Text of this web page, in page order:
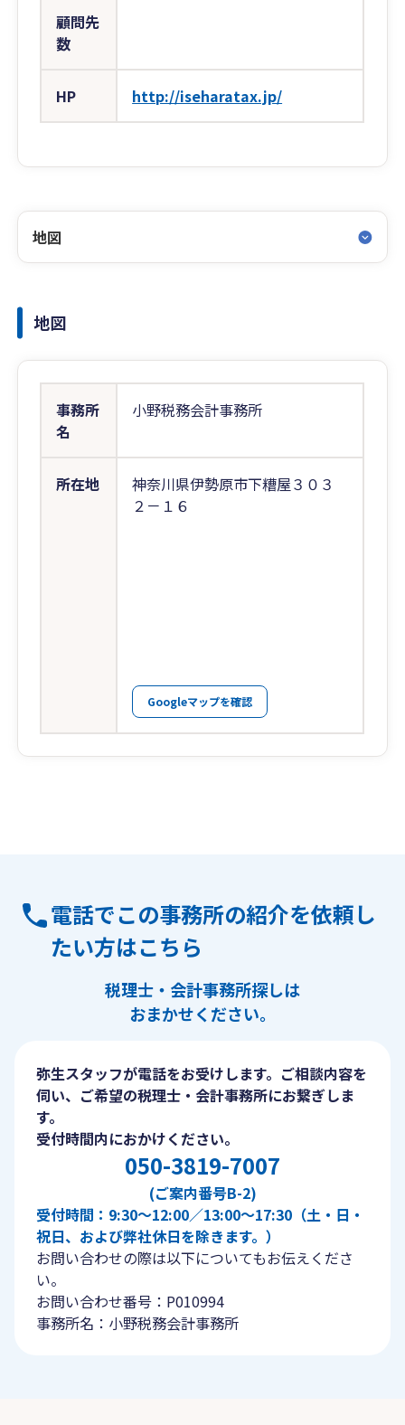
顧問先
数
HP http://iseharatax.jp/
地図
地図
事務所
名
小野税務会計事務所
所在地
神奈川県伊勢原市下糟屋３０３
２－１６
Googleマップを確認
電話でこの事務所の紹介を依頼し
たい方はこちら
税理士・会計事務所探しは
おまかせください。
弥生スタッフが電話をお受けします。ご相談内容を
伺い、ご希望の税理士・会計事務所にお繋ぎしま
す。
受付時間内におかけください。
050-3819-7007
(ご案内番号B-2)
受付時間：9:30〜12:00／13:00〜17:30（土・日・
祝日、および弊社休日を除きます。）
お問い合わせの際は以下についてもお伝えくださ
い。
お問い合わせ番号：P010994
事務所名：小野税務会計事務所